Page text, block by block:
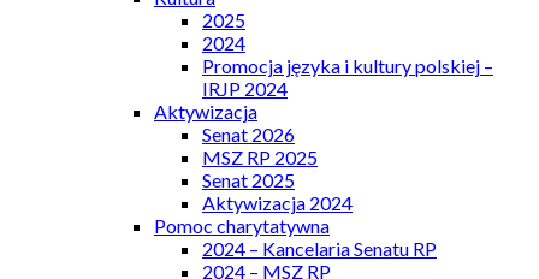
2025
2024
Promocja języka i kultury polskiej –
IRJP 2024
Aktywizacja
Senat 2026
MSZ RP 2025
Senat 2025
Aktywizacja 2024
Pomoc charytatywna
2024 – Kancelaria Senatu RP
2024 – MSZ RP